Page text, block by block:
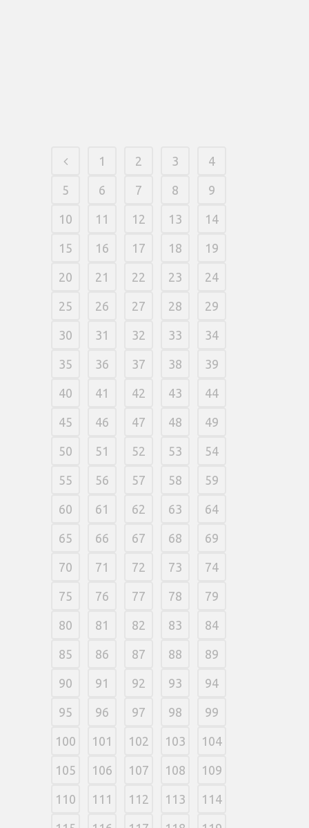
1 2 3 4
5 6 7 8 9
10 11 12 13 14
15 16 17 18 19
20 21 22 23 24
25 26 27 28 29
30 31 32 33 34
35 36 37 38 39
40 41 42 43 44
45 46 47 48 49
50 51 52 53 54
55 56 57 58 59
60 61 62 63 64
65 66 67 68 69
70 71 72 73 74
75 76 77 78 79
80 81 82 83 84
85 86 87 88 89
90 91 92 93 94
95 96 97 98 99
100 101 102 103 104
105 106 107 108 109
110 111 112 113 114